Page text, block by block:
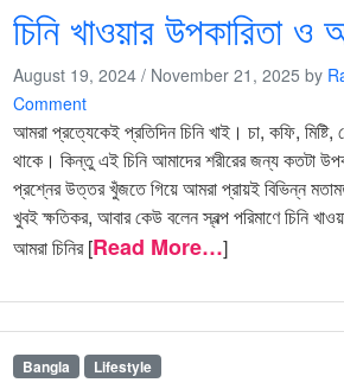
চিনি খাওয়ার উপকারিতা ও
August 19, 2024 / November 21, 2025 by
Comment
আমরা প্রত্যেকেই প্রতিদিন চিনি খাই। চা, কফি, মিষ্টি,
থাকে। কিন্তু এই চিনি আমাদের শরীরের জন্য কতটা
প্রশ্নের উত্তর খুঁজতে গিয়ে আমরা প্রায়ই বিভিন্ন
খুবই ক্ষতিকর, আবার কেউ বলেন স্বল্প পরিমাণে চিনি
আমরা চিনির [Read More…]
Bangla Lifestyle